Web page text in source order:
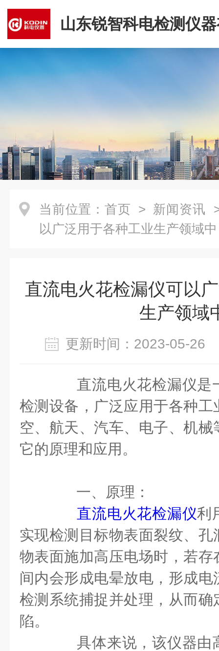
山东锐智科电检测仪
司
当前位置： 首页 > 新闻资讯
以广泛用于各种工业生产领域中
直流电火花检漏仪可以
生产领域
更新时间：2023-05-
直流电火花检漏仪是
检测设备，广泛应用于各种
空、航天、汽车、电子、机
它的原理和应用。
一、原理：
直流电火花检漏仪利
实现检测目标物表面裂纹、
物表面施加高压电场时，若
间内会形成电晕放电，形成
检测系统捕捉并处理，从而
陷。
具体来说，该仪器由